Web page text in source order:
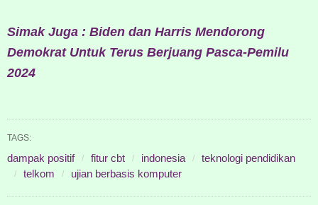
Simak Juga : Biden dan Harris Mendorong
Demokrat Untuk Terus Berjuang Pasca-Pemilu
2024
TAGS:
dampak positif fitur cbt indonesia
teknologi pendidikan
telkom
ujian berbasis komputer